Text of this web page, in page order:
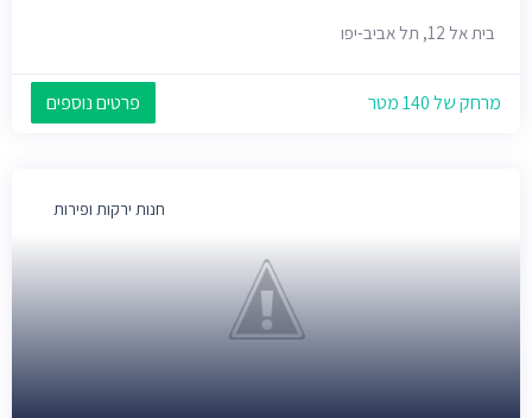
בית אל 12, תל אביב-יפו
מרחק של 140 מטר פרטים נוספים
חנות ירקות ופירות